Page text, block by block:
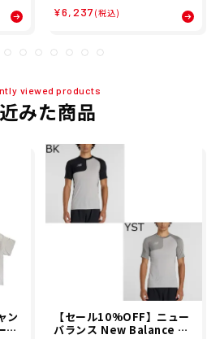
男
ル ウェア 半袖 Tシャツ アシ
性 26SP 春夏
¥6,237 (税込)
viewed products
みた商品
ン
ス
【セール10%OFF】ニュー
バランス New Balance ベ